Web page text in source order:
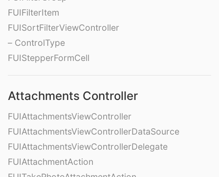
FUIFilterItem
FUISortFilterViewController
– ControlType
FUIStepperFormCell
Attachments Controller
FUIAttachmentsViewController
FUIAttachmentsViewControllerDataSource
FUIAttachmentsViewControllerDelegate
FUIAttachmentAction